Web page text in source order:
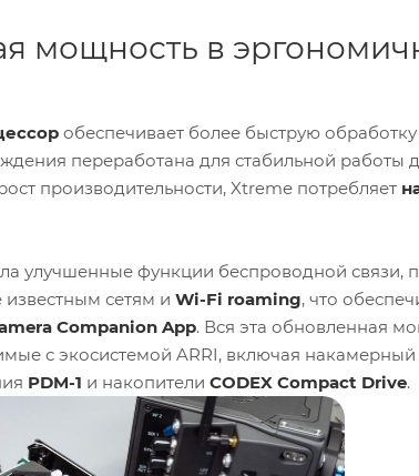
мощность в
обеспечивает более быструю
переработана для стабильной
производительности, Xtreme потребляет
улучшенные функции беспроводной связи,
сетям и Wi-Fi roaming, что
Companion App. Вся эта обновленная
с экосистемой ARRI, включая
PDM-1 и накопители CODEX Compact Drive.